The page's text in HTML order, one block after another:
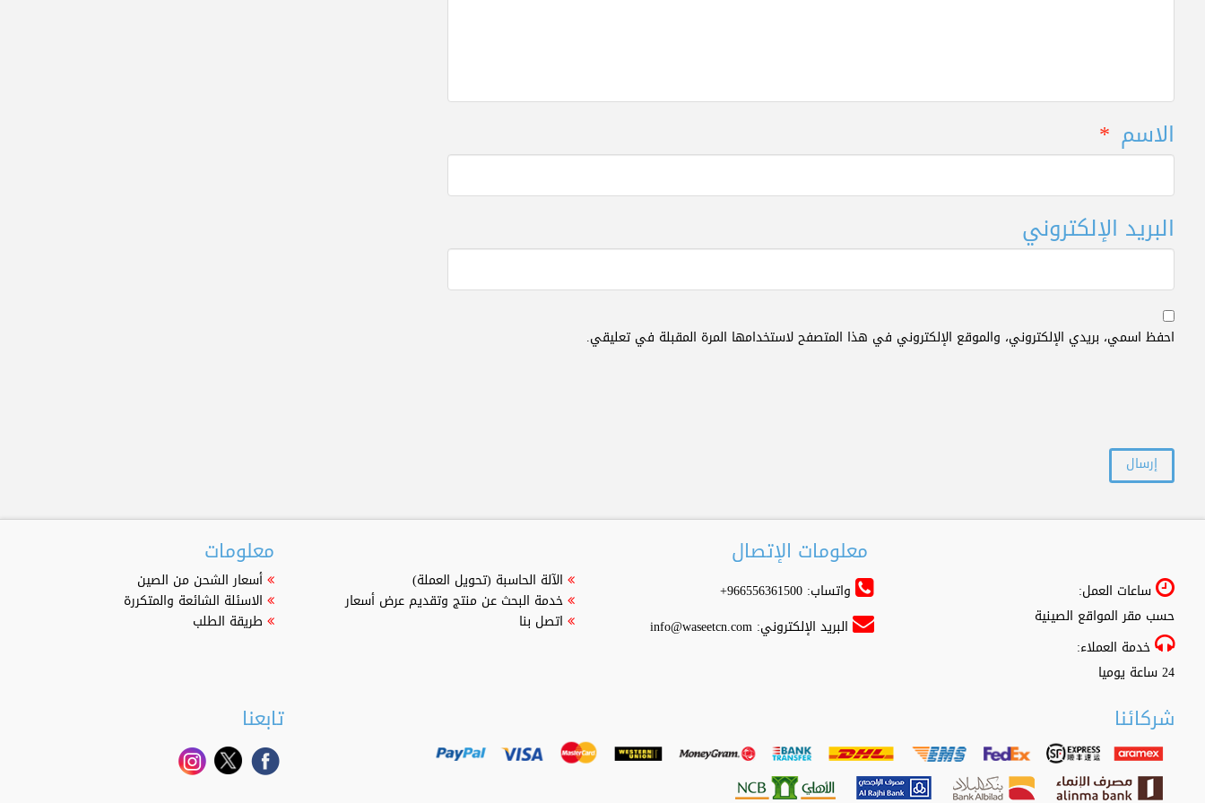
الاسم *
البريد الإلكتروني
احفظ اسمي، بريدي الإلكتروني، والموقع الإلكتروني في هذا المتصفح لاستخدامها المرة المقبلة في تعليقي.
معلومات
أسعار الشحن من الصين
الاسئلة الشائعة والمتكررة
طريقة الطلب
الآلة الحاسبة (تحويل العملة)
خدمة البحث عن منتج وتقديم عرض أسعار
اتصل بنا
معلومات الإتصال
واتساب: 966556361500+
البريد الإلكتروني: info@waseetcn.com
ساعات العمل:
حسب مقر المواقع الصينية
خدمة العملاء:
24 ساعة يوميا
تابعنا شركائنا